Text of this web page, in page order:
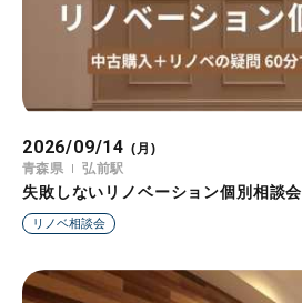
2026/09/14 (月)
青森県
弘前駅
失敗しないリノベーション個別相談会
リノベ相談会